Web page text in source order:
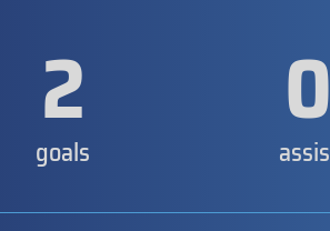
2
goals 0